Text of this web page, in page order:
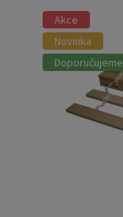
Akce
Novinka
Doporučujeme